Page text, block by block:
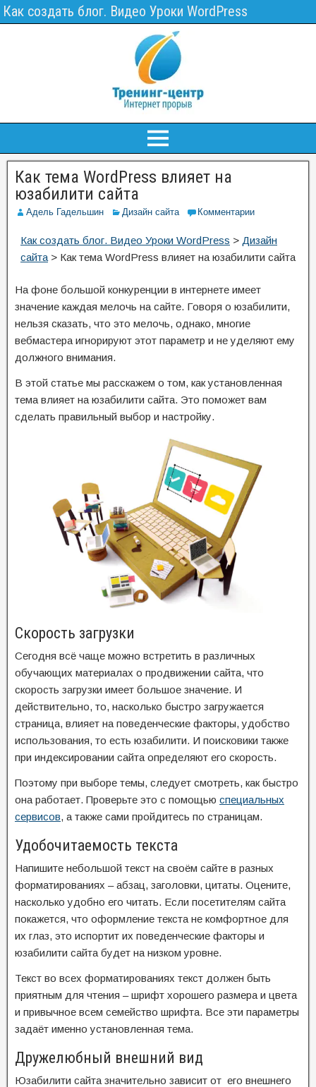
Как создать блог. Видео Уроки WordPress
Как тема WordPress влияет на
юзабилити сайта
Адель Гадельшин Дизайн сайта Комментарии
Как создать блог. Видео Уроки WordPress > Дизайн
сайта > Как тема WordPress влияет на юзабилити сайта
На фоне большой конкуренции в интернете имеет
значение каждая мелочь на сайте. Говоря о юзабилити,
нельзя сказать, что это мелочь, однако, многие
вебмастера игнорируют этот параметр и не уделяют ему
должного внимания.
В этой статье мы расскажем о том, как установленная
тема влияет на юзабилити сайта. Это поможет вам
сделать правильный выбор и настройку.
Скорость загрузки
Сегодня всё чаще можно встретить в различных
обучающих материалах о продвижении сайта, что
скорость загрузки имеет большое значение. И
действительно, то, насколько быстро загружается
страница, влияет на поведенческие факторы, удобство
использования, то есть юзабилити. И поисковики также
при индексировании сайта определяют его скорость.
Поэтому при выборе темы, следует смотреть, как быстро
она работает. Проверьте это с помощью специальных
сервисов, а также сами пройдитесь по страницам.
Удобочитаемость текста
Напишите небольшой текст на своём сайте в разных
форматированиях – абзац, заголовки, цитаты. Оцените,
насколько удобно его читать. Если посетителям сайта
покажется, что оформление текста не комфортное для
их глаз, это испортит их поведенческие факторы и
юзабилити сайта будет на низком уровне.
Текст во всех форматированиях текст должен быть
приятным для чтения – шрифт хорошего размера и цвета
и привычное всем семейство шрифта. Все эти параметры
задаёт именно установленная тема.
Дружелюбный внешний вид
Юзабилити сайта значительно зависит от его внешнего